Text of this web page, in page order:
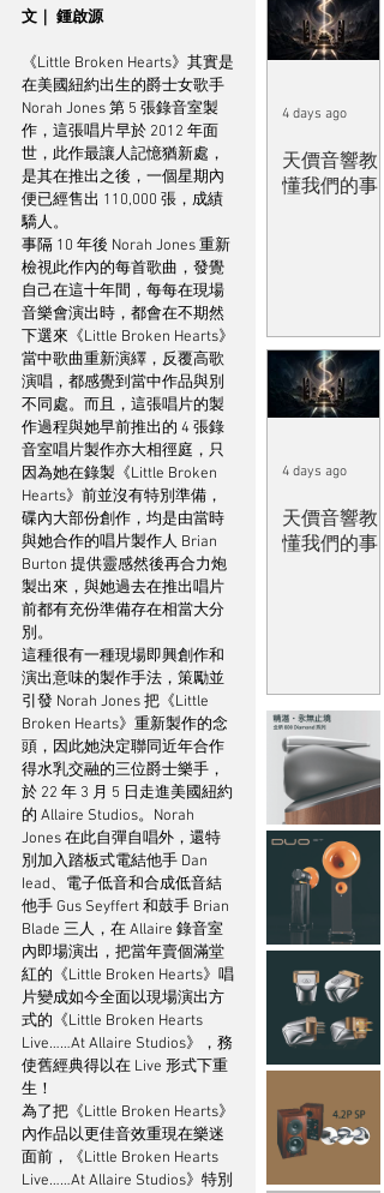
文｜ 鍾啟源
《Little Broken Hearts》其實是
在美國紐約出生的爵士女歌手
Norah Jones 第 5 張錄音室製
作，這張唱片早於 2012 年面
世，此作最讓人記憶猶新處，
是其在推出之後，一個星期內
便已經售出 110,000 張，成績
驕人。
事隔 10 年後 Norah Jones 重新
檢視此作內的每首歌曲，發覺
自己在這十年間，每每在現場
音樂會演出時，都會在不期然
下選來《Little Broken Hearts》
當中歌曲重新演繹，反覆高歌
演唱，都感覺到當中作品與別
不同處。而且，這張唱片的製
作過程與她早前推出的 4 張錄
音室唱片製作亦大相徑庭，只
因為她在錄製《Little Broken
Hearts》前並沒有特別準備，
碟內大部份創作，均是由當時
與她合作的唱片製作人 Brian
Burton 提供靈感然後再合力炮
製出來，與她過去在推出唱片
前都有充份準備存在相當大分
別。
這種很有一種現場即興創作和
演出意味的製作手法，策勵並
引發 Norah Jones 把《Little
Broken Hearts》重新製作的念
頭，因此她決定聯同近年合作
得水乳交融的三位爵士樂手，
於 22 年 3 月 5 日走進美國紐約
的 Allaire Studios。Norah
Jones 在此自彈自唱外，還特
別加入踏板式電結他手 Dan
Iead、電子低音和合成低音結
他手 Gus Seyffert 和鼓手 Brian
Blade 三人，在 Allaire 錄音室
內即場演出，把當年賣個滿堂
紅的《Little Broken Hearts》唱
片變成如今全面以現場演出方
式的《Little Broken Hearts
Live……At Allaire Studios》，務
使舊經典得以在 Live 形式下重
生！
為了把《Little Broken Hearts》
內作品以更佳音效重現在樂迷
面前，《Little Broken Hearts
Live……At Allaire Studios》特別
天價音響教
懂我們的事
4 days ago
天價音響教
懂我們的事
4 days ago